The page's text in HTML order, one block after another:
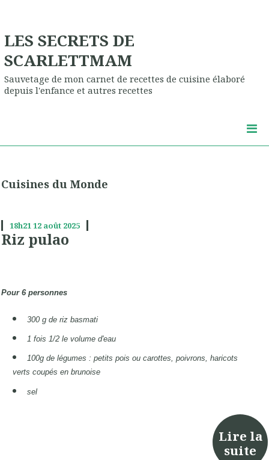
LES SECRETS DE
SCARLETTMAM
Sauvetage de mon carnet de recettes de cuisine élaboré
depuis l'enfance et autres recettes
Cuisines du Monde
18h2112 août 2025
Riz pulao
Pour 6 personnes
300 g de riz basmati
1 fois 1/2 le volume d'eau
100g de légumes : petits pois ou carottes, poivrons, haricots
verts coupés en brunoise
sel
Lire la
suite